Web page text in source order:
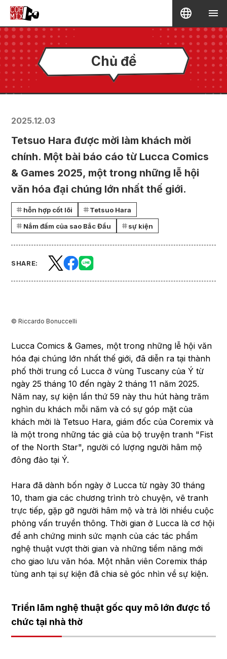
Chủ đề
2025.12.03
Tetsuo Hara được mời làm khách mời
chính. Một bài báo cáo từ Lucca Comics
& Games 2025, một trong những lễ hội
văn hóa đại chúng lớn nhất thế giới.
hỗn hợp cốt lõi
Tetsuo Hara
Nắm đấm của sao Bắc Đẩu
sự kiện
SHARE:
©︎ Riccardo Bonuccelli
Lucca Comics & Games, một trong những lễ hội văn
hóa đại chúng lớn nhất thế giới, đã diễn ra tại thành
phố thời trung cổ Lucca ở vùng Tuscany của Ý từ
ngày 25 tháng 10 đến ngày 2 tháng 11 năm 2025.
Năm nay, sự kiện lần thứ 59 này thu hút hàng trăm
nghìn du khách mỗi năm và có sự góp mặt của
khách mời là Tetsuo Hara, giám đốc của Coremix và
là một trong những tác giả của bộ truyện tranh "Fist
of the North Star", người có lượng người hâm mộ
đông đảo tại Ý.
Hara đã dành bốn ngày ở Lucca từ ngày 30 tháng
10, tham gia các chương trình trò chuyện, vẽ tranh
trực tiếp, gặp gỡ người hâm mộ và trả lời nhiều cuộc
phỏng vấn truyền thông. Thời gian ở Lucca là cơ hội
để anh chứng minh sức mạnh của các tác phẩm
nghệ thuật vượt thời gian và những tiềm năng mới
cho giao lưu văn hóa. Một nhân viên Coremix tháp
tùng anh tại sự kiện đã chia sẻ góc nhìn về sự kiện.
Triển lãm nghệ thuật gốc quy mô lớn được tổ
chức tại nhà thờ